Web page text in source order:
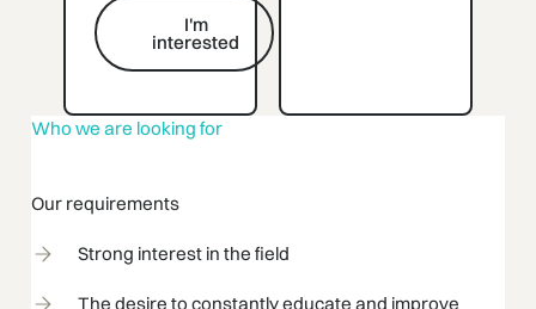
I'm interested
I'm
interested
Who we are looking for
Our requirements
Strong interest in the field
The desire to constantly educate and improve